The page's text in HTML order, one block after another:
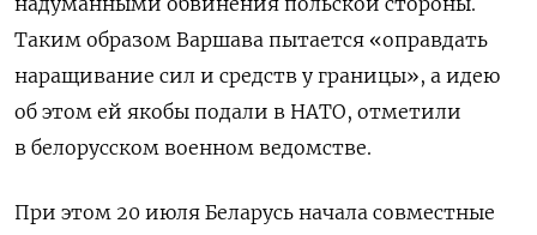
Таким образом Варшава пытается «оправдать
наращивание сил и средств у границы», а идею
об этом ей якобы подали в НАТО, отметили
в белорусском военном ведомстве.
При этом 20 июля Беларусь начала совместные